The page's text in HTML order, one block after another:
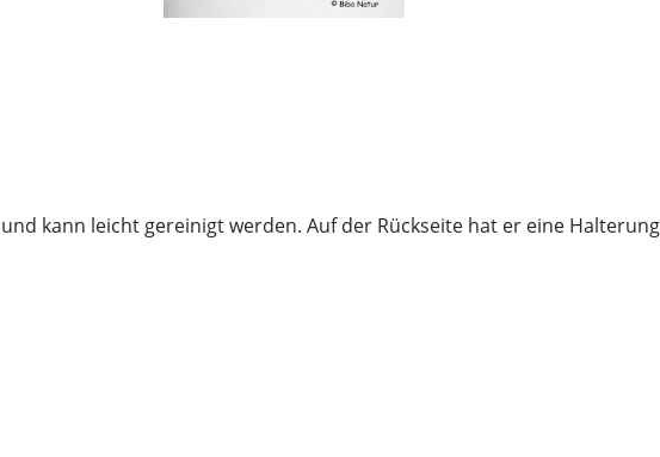
kann leicht gereinigt werden. Auf der Rückseite hat er eine